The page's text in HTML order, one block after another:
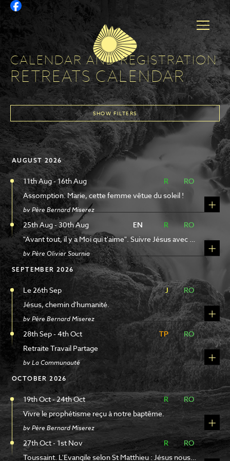
CALENDAR AND REGISTRATION
RETREATS CALENDAR
SHOW FILTERS
RETREATS
WEBSITES
SELECTION
TYPES
SELECT
DATES
FROMAUGUST 6, 2026
TO JULY 4, 2027
SPEAKERS
TRANSLATIONS
SELECT
REMOVE FILTERS
CLEAR FILTERS
AUGUST 2026
11th Aug - 16th Aug RO
R
Assomption. Marie, cette femme vêtue du soleil !
by Père Bernard Miserez
R RO
CHOISIR
25th Aug - 30th Aug RO
R
EN
"Avant tout, il y a Moi qui t'aime". Suivre Jésus avec Simon-Pierre.
by Père Olivier Sournia
R RO
EN
CHOISIR
SEPTEMBER 2026
Le 26th Sep RO
J
Jésus, chemin d'humanité.
by Père Bernard Miserez
J RO
CHOISIR
28th Sep - 4th Oct RO
TP
Retraite Travail Partage
by La Communauté
TP RO
CHOISIR
OCTOBER 2026
19th Oct - 24th Oct RO
R
Vivre le prophétisme reçu à notre baptême.
by Père Bernard Miserez
R RO
CHOISIR
27th Oct - 1st Nov RO
R
Toussaint. L'Evangile selon St Matthieu : Jésus nous partage son propre bonheur.
R RO